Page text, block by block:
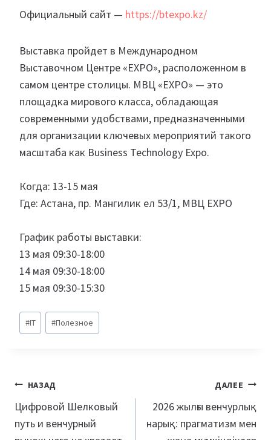
Официальный сайт — https://btexpo.kz/
Выставка пройдет в Международном
Выставочном Центре «EXPO», расположенном в
самом центре столицы. МВЦ «EXPO» — это
площадка мирового класса, обладающая
современными удобствами, предназначенными
для организации ключевых мероприятий такого
масштаба как Business Technology Expo.
Когда: 13-15 мая
Где: Астана, пр. Мангилик ел 53/1, МВЦ EXPO
График работы выставки:
13 мая 09:30-18:00
14 мая 09:30-18:00
15 мая 09:30-15:30
Метки
записи:
#IT #Полезное
Навигация
по
записям
НАЗАД
Цифровой Шелковый
путь и венчурный
ДАЛЕЕ
2026 жылғы венчурлық
нарық: прагматизм мен